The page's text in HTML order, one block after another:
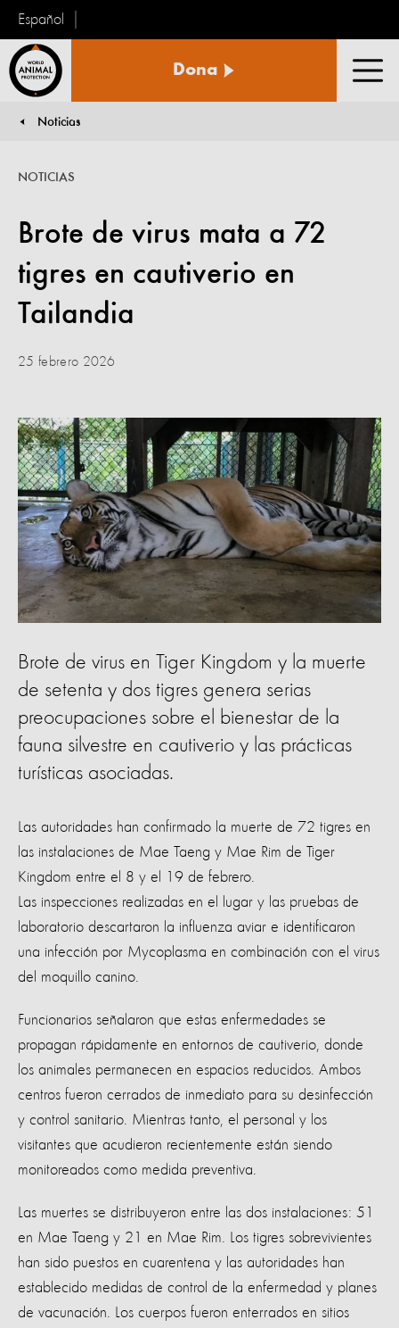
Español
Animal
Dona
Noticias
Brote de virus mata a 72
tigres en cautiverio en
Tailandia
NOTICIAS
25 febrero 2026
Brote de virus en Tiger Kingdom y la muerte
de setenta y dos tigres genera serias
preocupaciones sobre el bienestar de la
fauna silvestre en cautiverio y las prácticas
turísticas asociadas.
Las autoridades han confirmado la muerte de 72 tigres en
las instalaciones de Mae Taeng y Mae Rim de Tiger
Kingdom entre el 8 y el 19 de febrero.
Las inspecciones realizadas en el lugar y las pruebas de
laboratorio descartaron la influenza aviar e identificaron
una infección por Mycoplasma en combinación con el virus
del moquillo canino.
Funcionarios señalaron que estas enfermedades se
propagan rápidamente en entornos de cautiverio, donde
los animales permanecen en espacios reducidos. Ambos
centros fueron cerrados de inmediato para su desinfección
y control sanitario. Mientras tanto, el personal y los
visitantes que acudieron recientemente están siendo
monitoreados como medida preventiva.
Las muertes se distribuyeron entre las dos instalaciones: 51
en Mae Taeng y 21 en Mae Rim. Los tigres sobrevivientes
han sido puestos en cuarentena y las autoridades han
establecido medidas de control de la enfermedad y planes
de vacunación. Los cuerpos fueron enterrados en sitios